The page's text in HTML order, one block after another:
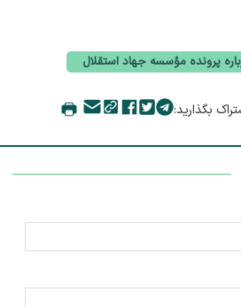
پرونده مؤسسه جهاد استقلال
بگذارید: